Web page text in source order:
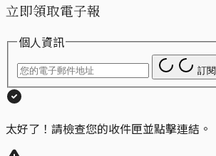
立即領取電子報
個人資訊
訂閱
太好了！請檢查您的收件匣並點擊連結。